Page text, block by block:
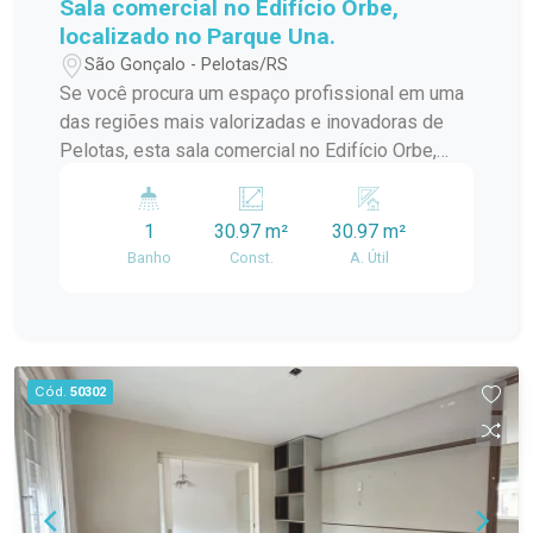
Sala comercial no Edifício Orbe,
localizado no Parque Una.
São Gonçalo - Pelotas/RS
Se você procura um espaço profissional em uma
das regiões mais valorizadas e inovadoras de
Pelotas, esta sala comercial no Edifício Orbe,
imóvel reúne modernidade, excelente iluminação
natural e versatilidade, proporcionando o
ambiente perfeito para empresas que desejam
1
Banho
30.97 m²
Const.
30.97 m²
A. Útil
Cód. 50302